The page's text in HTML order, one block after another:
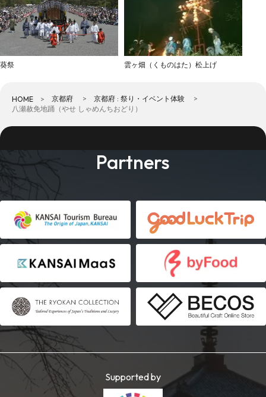
葵祭 雲ヶ畑（くものはた）松上げ
HOME 京都府
京都府 : 祭り・イベント体験
八瀬赦免地踊（やせ しゃめんちおどり）
Partners
Supported by